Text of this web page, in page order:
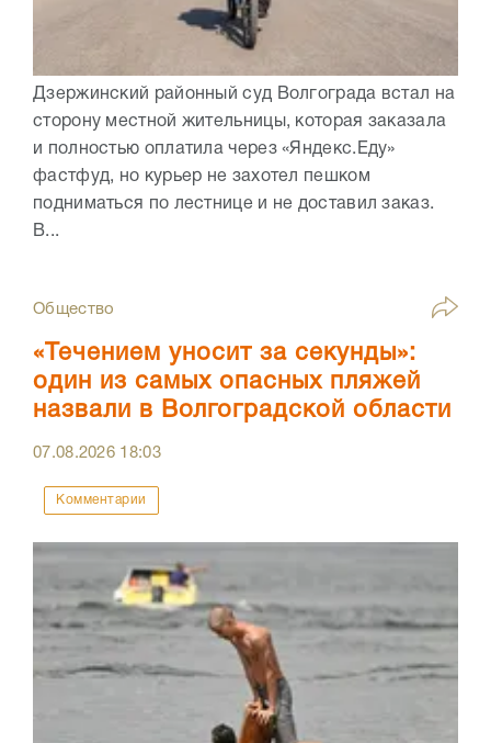
Дзержинский районный суд Волгограда встал на
сторону местной жительницы, которая заказала
и полностью оплатила через «Яндекс.Еду»
фастфуд, но курьер не захотел пешком
подниматься по лестнице и не доставил заказ.
В...
Общество
«Течением уносит за секунды»:
один из самых опасных пляжей
назвали в Волгоградской области
07.08.2026 18:03
Комментарии